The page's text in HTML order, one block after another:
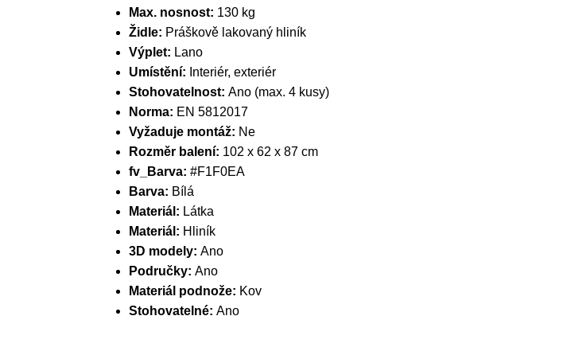
Max. nosnost: 130 kg
Židle: Práškově lakovaný hliník
Výplet: Lano
Umístění: Interiér, exteriér
Stohovatelnost: Ano (max. 4 kusy)
Norma: EN 5812017
Vyžaduje montáž: Ne
Rozměr balení: 102 x 62 x 87 cm
fv_Barva: #F1F0EA
Barva: Bílá
Materiál: Látka
Materiál: Hliník
3D modely: Ano
Područky: Ano
Materiál podnože: Kov
Stohovatelné: Ano